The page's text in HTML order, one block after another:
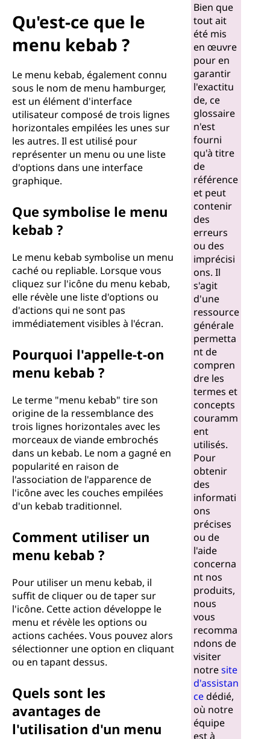
Qu'est-ce que le
menu kebab ?
Le menu kebab, également connu
sous le nom de menu hamburger,
est un élément d'interface
utilisateur composé de trois lignes
horizontales empilées les unes sur
les autres. Il est utilisé pour
représenter un menu ou une liste
d'options dans une interface
graphique.
Que symbolise le menu
kebab ?
Le menu kebab symbolise un menu
caché ou repliable. Lorsque vous
cliquez sur l'icône du menu kebab,
elle révèle une liste d'options ou
d'actions qui ne sont pas
immédiatement visibles à l'écran.
Pourquoi l'appelle-t-on
menu kebab ?
Le terme "menu kebab" tire son
origine de la ressemblance des
trois lignes horizontales avec les
morceaux de viande embrochés
dans un kebab. Le nom a gagné en
popularité en raison de
l'association de l'apparence de
l'icône avec les couches empilées
d'un kebab traditionnel.
Comment utiliser un
menu kebab ?
Pour utiliser un menu kebab, il
suffit de cliquer ou de taper sur
l'icône. Cette action développe le
menu et révèle les options ou
actions cachées. Vous pouvez alors
sélectionner une option en cliquant
ou en tapant dessus.
Quels sont les
avantages de
l'utilisation d'un menu
Bien que
tout ait
été mis
en œuvre
pour en
garantir
l'exactitu
de, ce
glossaire
n'est
fourni
qu'à titre
de
référence
et peut
contenir
des
erreurs
ou des
imprécisi
ons. Il
s'agit
d'une
ressource
générale
permetta
nt de
compren
dre les
termes et
concepts
couramm
ent
utilisés.
Pour
obtenir
des
informati
ons
précises
ou de
l'aide
concerna
nt nos
produits,
nous
vous
recomma
ndons de
visiter
notresite
d'assistan
cedédié,
où notre
équipe
est à